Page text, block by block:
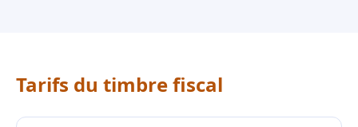
Tarifs du timbre fiscal